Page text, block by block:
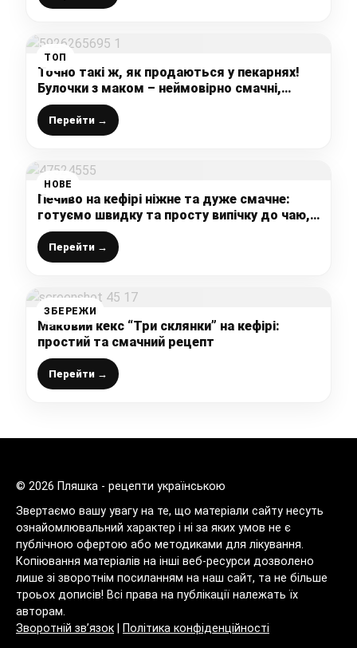
ТОП
Точно такі ж, як продаються у пекарнях!
Булочки з маком – неймовірно смачні,
красиві, м’якенькі і повітряні (рецепт з
фото)
Перейти →
НОВЕ
Печиво на кефірі ніжне та дуже смачне:
готуємо швидку та просту випічку до чаю,
тут навіть міксер не потрібен
Перейти →
ЗБЕРЕЖИ
Маковий кекс “Три склянки” на кефірі:
простий та смачний рецепт
Перейти →
© 2026 Пляшка - рецепти українською
Звертаємо вашу увагу на те, що матеріали сайту несуть
ознайомлювальний характер і ні за яких умов не є
публічною офертою або методиками для лікування.
Копіювання матеріалів на інші веб-ресурси дозволено
лише зі зворотнім посиланням на наш сайт, та не більше
троьох дописів! Всі права на публікації належать їх
авторам.
Зворотній зв’язок
Політика конфіденційності